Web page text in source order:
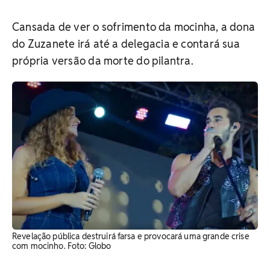
Cansada de ver o sofrimento da mocinha, a dona
do Zuzanete irá até a delegacia e contará sua
própria versão da morte do pilantra.
Revelação pública destruirá farsa e provocará uma grande crise
com mocinho. Foto: Globo